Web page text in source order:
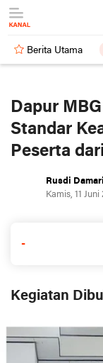
Berita Utama
Dapur
Standar
Peserta
Rusdi
Kamis, 11
-
Kegiatan